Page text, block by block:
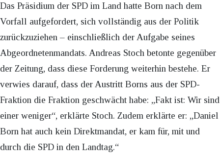
Das Präsidium der SPD im Land hatte Born nach dem
Vorfall aufgefordert, sich vollständig aus der Politik
zurückzuziehen – einschließlich der Aufgabe seines
Abgeordnetenmandats. Andreas Stoch betonte gegenüber
der Zeitung, dass diese Forderung weiterhin bestehe. Er
verwies darauf, dass der Austritt Borns aus der SPD-
Fraktion die Fraktion geschwächt habe: „Fakt ist: Wir sind
einer weniger“, erklärte Stoch. Zudem erklärte er: „Daniel
Born hat auch kein Direktmandat, er kam für, mit und
durch die SPD in den Landtag.“